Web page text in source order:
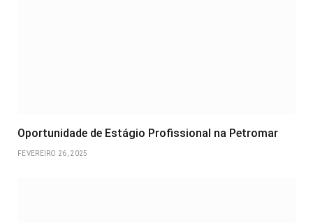
Oportunidade de Estágio Profissional na Petromar
FEVEREIRO 26, 2025